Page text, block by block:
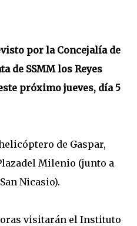
por la Concejalía de
de SSMM los Reyes
próximo jueves, día 5
de Gaspar,
Milenio (junto a
Nicasio).
visitarán el Instituto